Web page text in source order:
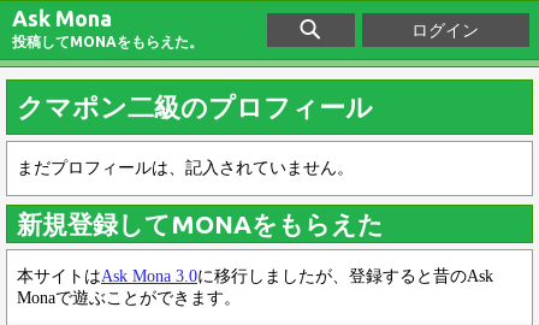
Ask Mona
投稿してMONAをもらえた。
ログイン
クマポン二級のプロフィール
まだプロフィールは、記入されていません。
新規登録してMONAをもらえた
本サイトはAsk Mona 3.0に移行しましたが、登録すると昔のAsk
Monaで遊ぶことができます。